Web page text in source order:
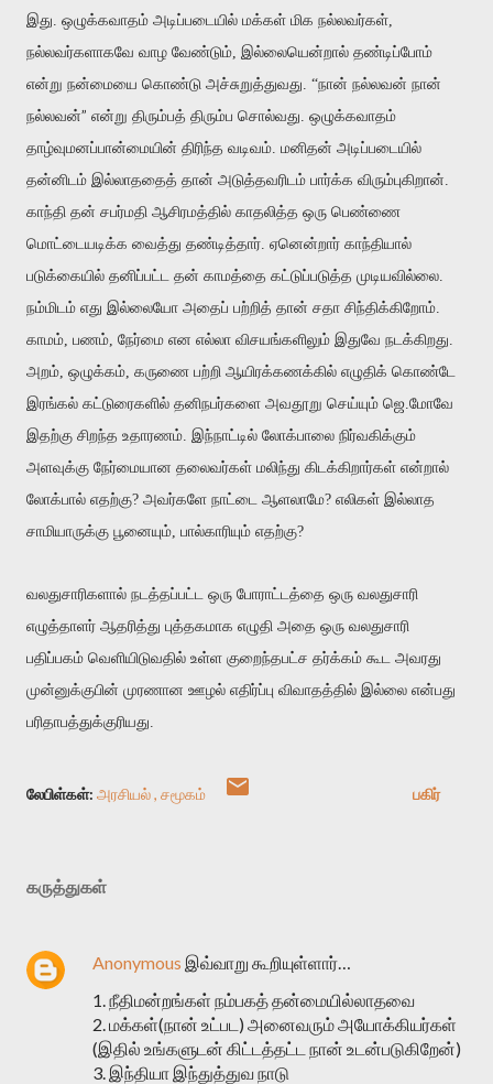
இது. ஒழுக்கவாதம் அடிப்படையில் மக்கள் மிக நல்லவர்கள்,
நல்லவர்களாகவே வாழ வேண்டும், இல்லையென்றால் தண்டிப்போம்
என்று நன்மையை கொண்டு அச்சுறுத்துவது. “நான் நல்லவன் நான்
நல்லவன்” என்று திரும்பத் திரும்ப சொல்வது. ஒழுக்கவாதம்
தாழ்வுமனப்பான்மையின் திரிந்த வடிவம். மனிதன் அடிப்படையில்
தன்னிடம் இல்லாததைத் தான் அடுத்தவரிடம் பார்க்க விரும்புகிறான்.
காந்தி தன் சபர்மதி ஆசிரமத்தில் காதலித்த ஒரு பெண்ணை
மொட்டையடிக்க வைத்து தண்டித்தார். ஏனென்றார் காந்தியால்
படுக்கையில் தனிப்பட்ட தன் காமத்தை கட்டுப்படுத்த முடியவில்லை.
நம்மிடம் எது இல்லையோ அதைப் பற்றித் தான் சதா சிந்திக்கிறோம்.
காமம், பணம், நேர்மை என எல்லா விசயங்களிலும் இதுவே நடக்கிறது.
அறம், ஒழுக்கம், கருணை பற்றி ஆயிரக்கணக்கில் எழுதிக் கொண்டே
இரங்கல் கட்டுரைகளில் தனிநபர்களை அவதூறு செய்யும் ஜெ.மோவே
இதற்கு சிறந்த உதாரணம். இந்நாட்டில் லோக்பாலை நிர்வகிக்கும்
அளவுக்கு நேர்மையான தலைவர்கள் மலிந்து கிடக்கிறார்கள் என்றால்
லோக்பால் எதற்கு? அவர்களே நாட்டை ஆளலாமே? எலிகள் இல்லாத
சாமியாருக்கு பூனையும், பால்காரியும் எதற்கு?
வலதுசாரிகளால் நடத்தப்பட்ட ஒரு போராட்டத்தை ஒரு வலதுசாரி
எழுத்தாளர் ஆதரித்து புத்தகமாக எழுதி அதை ஒரு வலதுசாரி
பதிப்பகம் வெளியிடுவதில் உள்ள குறைந்தபட்ச தர்க்கம் கூட அவரது
முன்னுக்குபின் முரணான ஊழல் எதிர்ப்பு விவாதத்தில் இல்லை என்பது
பரிதாபத்துக்குரியது.
லேபிள்கள்: அரசியல் சமூகம் பகிர்
கருத்துகள்
Anonymous இவ்வாறு கூறியுள்ளார்…
1. நீதிமன்றங்கள் நம்பகத் தன்மையில்லாதவை
2. மக்கள்(நான் உட்பட) அனைவரும் அயோக்கியர்கள்
(இதில் உங்களுடன் கிட்டத்தட்ட நான் உடன்படுகிறேன்)
3. இந்தியா இந்துத்துவ நாடு